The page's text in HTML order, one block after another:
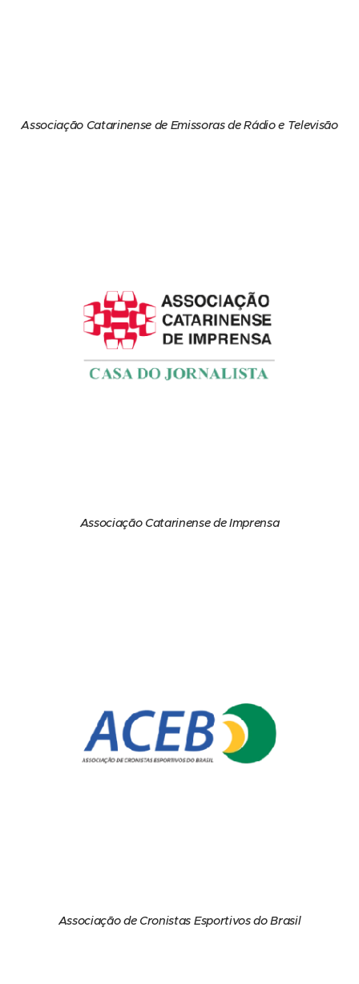
Associação Catarinense de Emissoras de Rádio e Televisão
Associação Catarinense de Imprensa
Associação de Cronistas Esportivos do Brasil